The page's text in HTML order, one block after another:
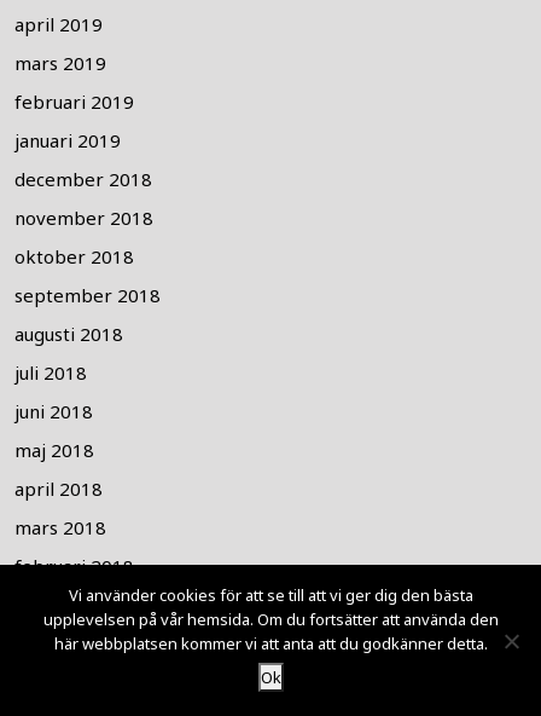
april 2019
mars 2019
februari 2019
januari 2019
december 2018
november 2018
oktober 2018
september 2018
augusti 2018
juli 2018
juni 2018
maj 2018
april 2018
mars 2018
februari 2018
januari 2018
december 2017
Vi använder cookies för att se till att vi ger dig den bästa
upplevelsen på vår hemsida. Om du fortsätter att använda den
här webbplatsen kommer vi att anta att du godkänner detta.
Ok